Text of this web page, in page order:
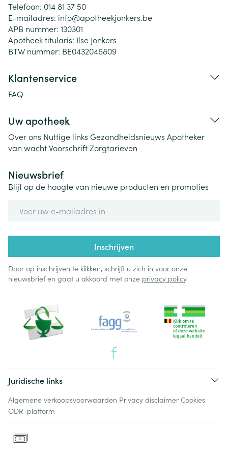
Telefoon: 014 81 37 50
E-mailadres: info@apotheekjonkers.be
APB nummer: 130301
Apotheek titularis: Ilse Jonkers
BTW nummer: BE0432046809
Klantenservice
FAQ
Uw apotheek
Over ons Nuttige links Gezondheidsnieuws Apotheker
van wachtVoorschriftZorgtarieven
Nieuwsbrief
Blijf op de hoogte van nieuwe producten en promoties
Inschrijven
Door op inschrijven te klikken, schrijft u zich in voor onze
nieuwsbrief en gaat u akkoord met onze privacy policy.
Juridische links
Algemene verkoopsvoorwaarden Privacy disclaimer Cookies
ODR-platform